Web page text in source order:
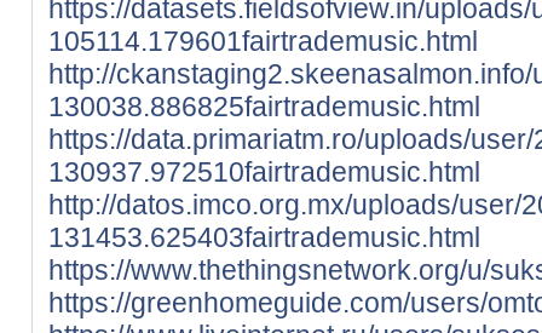
https://datasets.fieldsofview.in/
105114.179601fairtrademusic.html
http://
130038.886825fairtrademusic.html
https://data.primariatm.ro/uploads/
130937.972510fairtrademusic.html
http://datos.imco.org.mx/uploads/user/
131453.625403fairtrademusic.html
https://www.thethingsnetwork.org/u/
https://greenhomeguide.com/users/